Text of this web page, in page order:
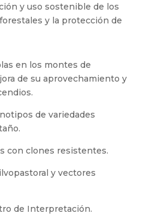
y uso sostenible de los
y la protección de
en los montes de
de su aprovechamiento y
de variedades
con clones resistentes.
y vectores
de Interpretación.